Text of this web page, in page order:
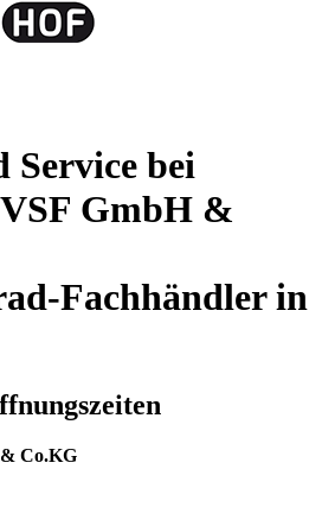
Service bei
GmbH &
Fachhändler in
Co.KG